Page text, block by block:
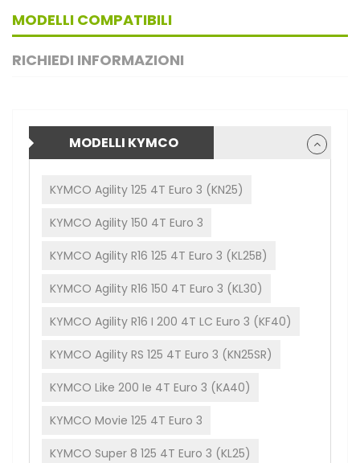
MODELLI COMPATIBILI
RICHIEDI INFORMAZIONI
MODELLI KYMCO
KYMCO Agility 125 4T Euro 3 (KN25)
KYMCO Agility 150 4T Euro 3
KYMCO Agility R16 125 4T Euro 3 (KL25B)
KYMCO Agility R16 150 4T Euro 3 (KL30)
KYMCO Agility R16 I 200 4T LC Euro 3 (KF40)
KYMCO Agility RS 125 4T Euro 3 (KN25SR)
KYMCO Like 200 Ie 4T Euro 3 (KA40)
KYMCO Movie 125 4T Euro 3
KYMCO Super 8 125 4T Euro 3 (KL25)